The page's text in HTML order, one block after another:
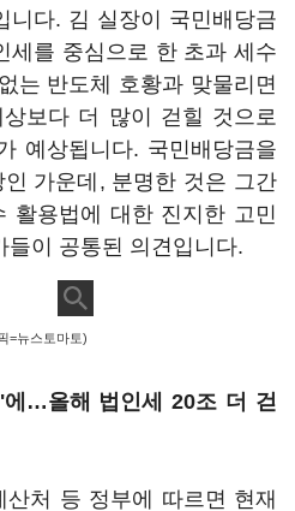
니다. 김 실장이 국민배당금
세를 중심으로 한 초과 세수
는 반도체 호황과 맞물리면
보다 더 많이 걷힐 것으로
예상됩니다. 국민배당금을
가운데, 분명한 것은 그간
활용법에 대한 진지한 고민
들이 공통된 의견입니다.
=뉴스토마토)
…올해 법인세 20조 더 걷
산처 등 정부에 따르면 현재